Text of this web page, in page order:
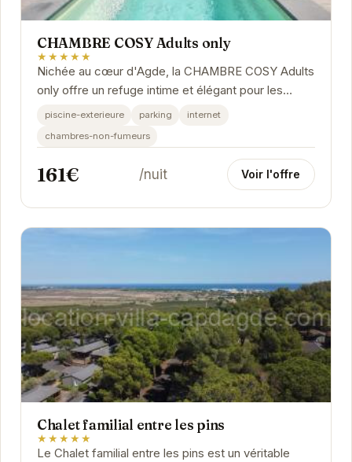
CHAMBRE COSY Adults only
★★★★★
Nichée au cœur d'Agde, la CHAMBRE COSY Adults
only offre un refuge intime et élégant pour les
couples en quête de tranquillité. Son atmosphère...
piscine-exterieure parking
internet
chambres-non-fumeurs
161€ /nuit Voir l'offre
Chalet familial entre les pins
★★★★★
Le Chalet familial entre les pins est un véritable